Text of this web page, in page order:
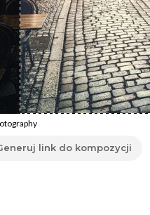
link do kompozycji